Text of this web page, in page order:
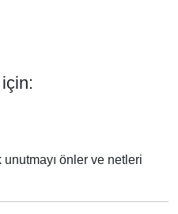
önler ve netleri